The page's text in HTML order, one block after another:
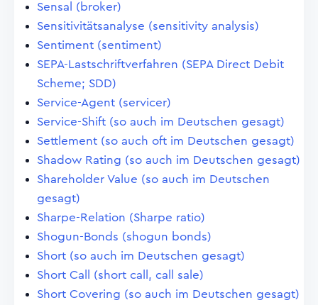
Sensal (broker)
Sensitivitätsanalyse (sensitivity analysis)
Sentiment (sentiment)
SEPA-Lastschriftverfahren (SEPA Direct Debit
Scheme; SDD)
Service-Agent (servicer)
Service-Shift (so auch im Deutschen gesagt)
Settlement (so auch oft im Deutschen gesagt)
Shadow Rating (so auch im Deutschen gesagt)
Shareholder Value (so auch im Deutschen
gesagt)
Sharpe-Relation (Sharpe ratio)
Shogun-Bonds (shogun bonds)
Short (so auch im Deutschen gesagt)
Short Call (short call, call sale)
Short Covering (so auch im Deutschen gesagt)